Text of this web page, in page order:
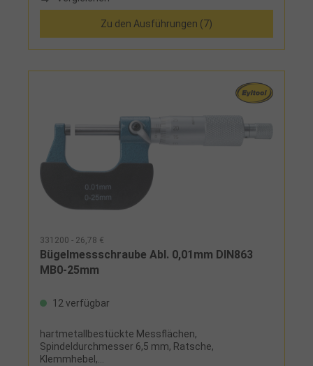
CR2032 und Etui
Zu den Ausführungen (7)
331200 - 26,78 €
Bügelmessschraube Abl. 0,01mm DIN863
MB0-25mm
12 verfügbar
hartmetallbestückte Messflächen,
Spindeldurchmesser 6,5 mm, Ratsche,
Klemmhebel,